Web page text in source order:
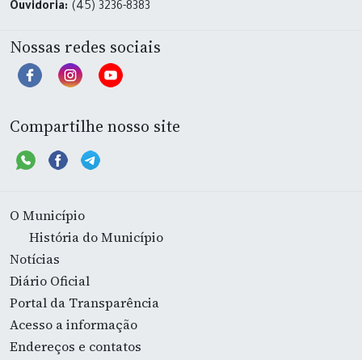
Ouvidoria: (45) 3236-8383
Nossas redes sociais
Compartilhe nosso site
O Município
História do Município
Notícias
Diário Oficial
Portal da Transparência
Acesso a informação
Endereços e contatos